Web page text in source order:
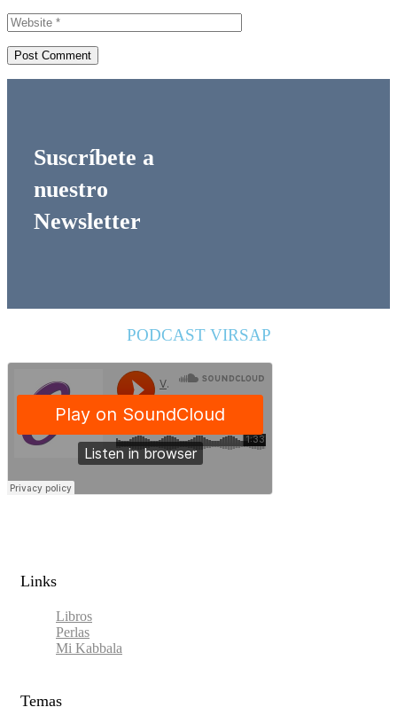
Suscríbete a
nuestro
Newsletter
PODCAST VIRSAP
Links​
Libros
Perlas
Mi Kabbala
Temas